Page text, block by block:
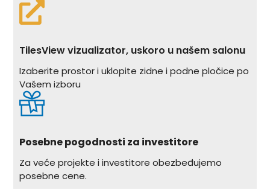
TilesView vizualizator, uskoro u našem salonu
Izaberite prostor i uklopite zidne i podne pločice po
Vašem izboru
Posebne pogodnosti za investitore
Za veće projekte i investitore obezbeđujemo
posebne cene.